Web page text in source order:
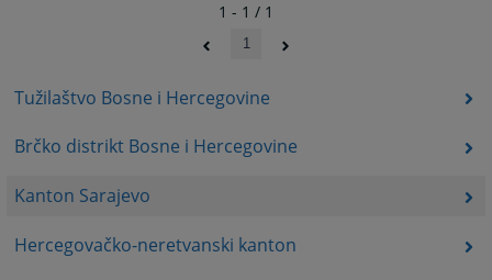
Tužilaštvo Bosne i Hercegovine
Brčko distrikt Bosne i Hercegovine
Kanton Sarajevo
Hercegovačko-neretvanski kanton
1 - 1 / 1
1